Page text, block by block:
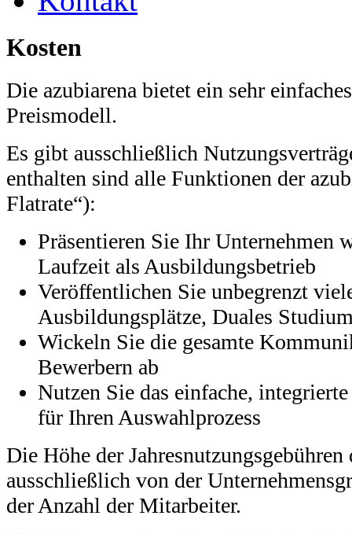
Kosten
Die azubiarena bietet ein sehr
Preismodell.
Es gibt ausschließlich
enthalten sind alle Funktionen der
Flatrate“):
Präsentieren Sie Ihr Unternehmen
Laufzeit als Ausbildungsbetrieb
Veröffentlichen Sie unbegrenzt
Ausbildungsplätze, Duales
Wickeln Sie die gesamte
Bewerbern ab
Nutzen Sie das einfache,
für Ihren Auswahlprozess
Die Höhe der Jahresnutzungsgebühren
ausschließlich von der
der Anzahl der Mitarbeiter.